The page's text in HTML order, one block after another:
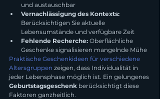
und austauschbar
Vernachlässigung des Kontexts:
Berücksichtigen Sie aktuelle
Lebensumstände und verfügbare Zeit
Fehlende Recherche: Oberflächliche
Geschenke signalisieren mangelnde Mühe
Praktische Geschenkideen für verschiedene
Altersgruppen zeigen, dass Individualität in
jeder Lebensphase möglich ist. Ein gelungenes
Geburtstagsgeschenk berücksichtigt diese
Faktoren ganzheitlich.